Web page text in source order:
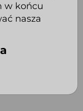
w końcu
nasza